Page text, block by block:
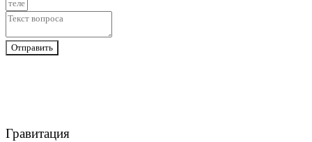
Отправить
Гравитация